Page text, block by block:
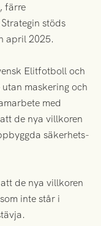
färre
stöds
april 2025.
Elitfotboll och
maskering och
med
de nya villkoren
säkerhets-
de nya villkoren
inte står i